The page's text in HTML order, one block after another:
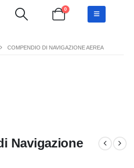
0
COMPENDIO DI NAVIGAZIONE AEREA
Navigazione